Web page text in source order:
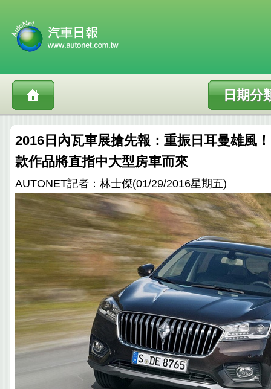
日期分
2016日內瓦車展搶先報：重振日耳曼雄風
款作品將直指中大型房車而來
AUTONET記者：林士傑(01/29/2016星期五)